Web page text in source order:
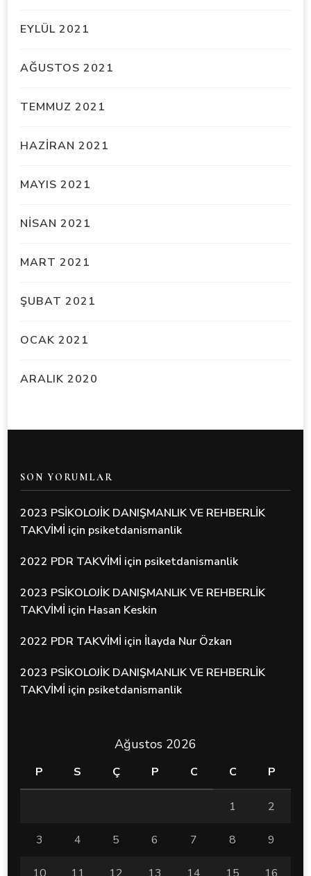
EYLÜL 2021
AĞUSTOS 2021
TEMMUZ 2021
HAZIRAN 2021
MAYIS 2021
NISAN 2021
MART 2021
ŞUBAT 2021
OCAK 2021
ARALIK 2020
SON YORUMLAR
2023 PSİKOLOJİK DANIŞMANLIK VE REHBERLİK
TAKVİMİ için psiketdanismanlik
2022 PDR TAKVİMİ için psiketdanismanlik
2023 PSİKOLOJİK DANIŞMANLIK VE REHBERLİK
TAKVİMİ için Hasan Keskin
2022 PDR TAKVİMİ için İlayda Nur Özkan
2023 PSİKOLOJİK DANIŞMANLIK VE REHBERLİK
TAKVİMİ için psiketdanismanlik
Ağustos 2026
P S Ç P C C P
1 2
3 4 5 6 7 8 9